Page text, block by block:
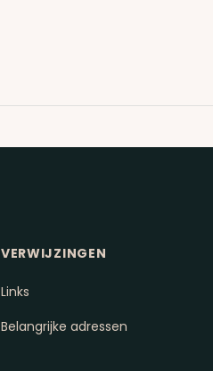
VERWIJZINGEN
Links
Belangrijke adressen